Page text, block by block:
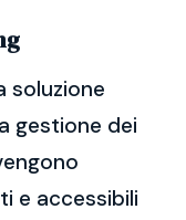
soluzione
gestione dei
e accessibili